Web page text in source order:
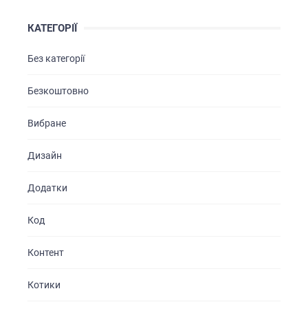
КАТЕГОРІЇ
Без категорії
Безкоштовно
Вибране
Дизайн
Додатки
Код
Контент
Котики